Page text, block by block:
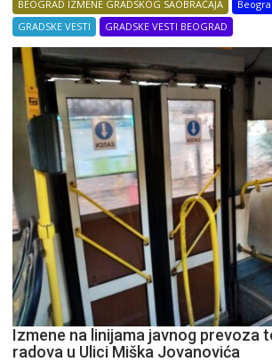
BEOGRAD IZMENE GRADSKOG SAOBRAĆAJA
GRADSKE VESTI
GRADSKE VESTI BEOGRAD
Izmene na linijama javnog prevoza
radova u Ulici Miška Jovanovića